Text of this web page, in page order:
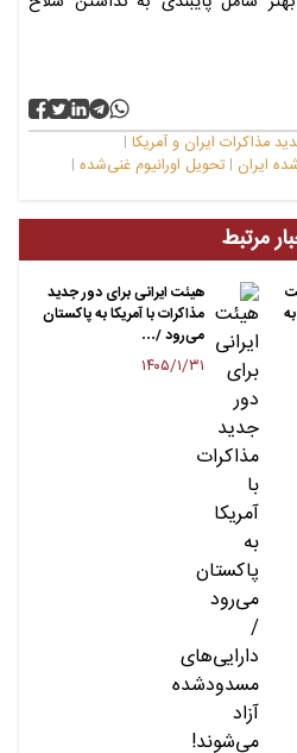
مذاکرات ایران و‌ آمریکا |
ایران | تحویل اورانیوم غنی‌شده |
مرتبط
هیئت ایرانی برای دور جدید
مذاکرات با آمریکا به پاکستان
می‌رود /…
۱۴۰۵/۱/۳۱